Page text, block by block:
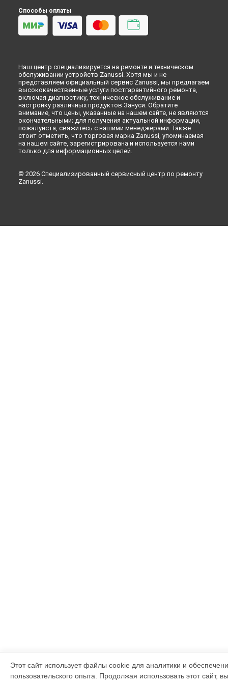
Способы оплаты
Наш центр специализируется на ремонте и техническом
обслуживании устройств Zanussi. Хотя мы и не
представляем официальный сервис Zanussi, мы предлагаем
высококачественные услуги постгарантийного ремонта,
включая диагностику, техническое обслуживание и
настройку различных продуктов Зануси. Обратите
внимание, что цены, указанные на нашем сайте, не являются
окончательными; для получения актуальной информации,
пожалуйста, свяжитесь с нашими менеджерами. Также
стоит отметить, что торговая марка Zanussi, упоминаемая
на нашем сайте, зарегистрирована и используется нами
только для информационных целей.
© 2026 Специализированный сервисный центр по ремонту
Zanussi.
Этот сайт использует файлы cookie для аналитики и
пользовательского опыта. Продолжая использовать этот сайт,